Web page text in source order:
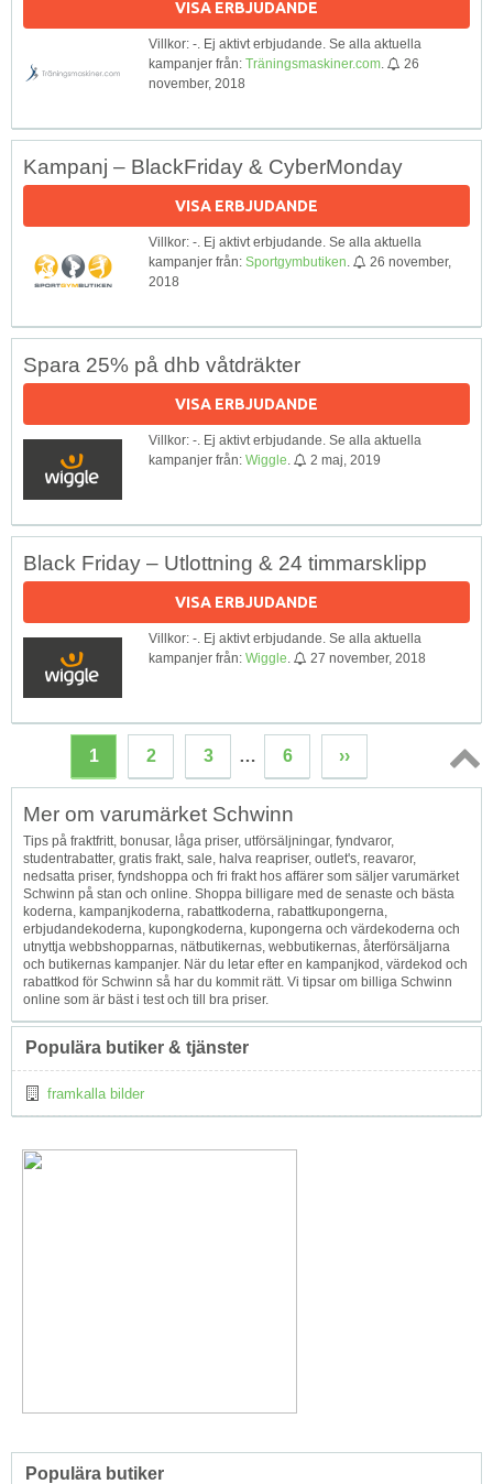
VISA ERBJUDANDE
Villkor: -. Ej aktivt erbjudande. Se alla aktuella
kampanjer från: Träningsmaskiner.com
26
november, 2018
Kampanj – BlackFriday & CyberMonday
VISA ERBJUDANDE
Villkor: -. Ej aktivt erbjudande. Se alla aktuella
kampanjer från: Sportgymbutiken
26 november,
2018
Spara 25% på dhb våtdräkter
VISA ERBJUDANDE
Villkor: -. Ej aktivt erbjudande. Se alla aktuella
kampanjer från: Wiggle 2 maj, 2019
Black Friday – Utlottning & 24 timmarsklipp
VISA ERBJUDANDE
Villkor: -. Ej aktivt erbjudande. Se alla aktuella
kampanjer från: Wiggle 27 november, 2018
1 2 3 … 6 ››
Topp
Mer om varumärket Schwinn
Tips på fraktfritt, bonusar, låga priser, utförsäljningar, fyndvaror,
studentrabatter, gratis frakt, sale, halva reapriser, outlet's, reavaror,
nedsatta priser, fyndshoppa och fri frakt hos affärer som säljer varumärket
Schwinn på stan och online. Shoppa billigare med de senaste och bästa
koderna, kampanjkoderna, rabattkoderna, rabattkupongerna,
erbjudandekoderna, kupongkoderna, kupongerna och värdekoderna och
utnyttja webbshopparnas, nätbutikernas, webbutikernas, återförsäljarna
och butikernas kampanjer. När du letar efter en kampanjkod, värdekod och
rabattkod för Schwinn så har du kommit rätt. Vi tipsar om billiga Schwinn
online som är bäst i test och till bra priser.
Populära butiker & tjänster
framkalla bilder
Populära butiker